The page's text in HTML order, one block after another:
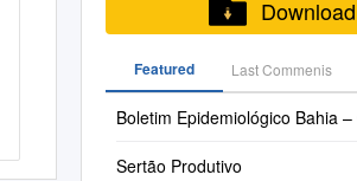
Download
Featured Last Commenis
Boletim Epidemiológico Bahia –
Sertão Produtivo